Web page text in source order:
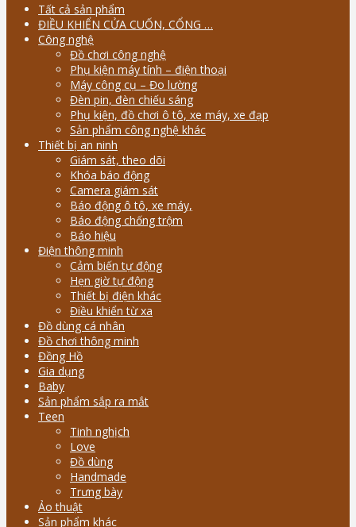
Tất cả sản phẩm
ĐIỀU KHIỂN CỬA CUỐN, CỔNG …
Công nghệ
Đồ chơi công nghệ
Phụ kiện máy tính – điện thoại
Máy công cụ – Đo lường
Đèn pin, đèn chiếu sáng
Phụ kiện, đồ chơi ô tô, xe máy, xe đạp
Sản phẩm công nghệ khác
Thiết bị an ninh
Giám sát, theo dõi
Khóa báo động
Camera giám sát
Báo động ô tô, xe máy,
Báo động chống trộm
Báo hiệu
Điện thông minh
Cảm biến tự động
Hẹn giờ tự động
Thiết bị điện khác
Điều khiển từ xa
Đồ dùng cá nhân
Đồ chơi thông minh
Đồng Hồ
Gia dụng
Baby
Sản phẩm sắp ra mắt
Teen
Tinh nghịch
Love
Đồ dùng
Handmade
Trưng bày
Ảo thuật
Sản phẩm khác